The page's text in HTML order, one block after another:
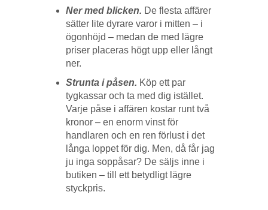
Ner med blicken. De flesta affärer
sätter lite dyrare varor i mitten – i
ögonhöjd – medan de med lägre
priser placeras högt upp eller långt
ner.
Strunta i påsen. Köp ett par
tygkassar och ta med dig istället.
Varje påse i affären kostar runt två
kronor – en enorm vinst för
handlaren och en ren förlust i det
långa loppet för dig. Men, då får jag
ju inga soppåsar? De säljs inne i
butiken – till ett betydligt lägre
styckpris.